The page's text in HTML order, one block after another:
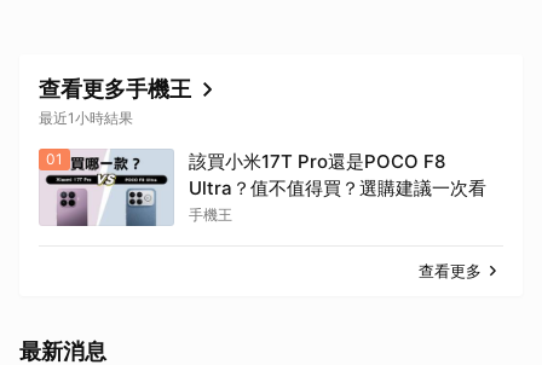
查看更多手機王
最近1小時結果
01
該買小米17T Pro還是POCO F8
Ultra？值不值得買？選購建議一次看
手機王
查看更多
最新消息